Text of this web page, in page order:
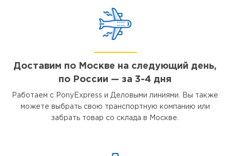
Доставим по Москве на следующий день,
по России — за 3-4 дня
Работаем с PonyExpress и Деловыми линиями. Вы также
можете выбрать свою транспортную компанию или
забрать товар со склада в Москве.